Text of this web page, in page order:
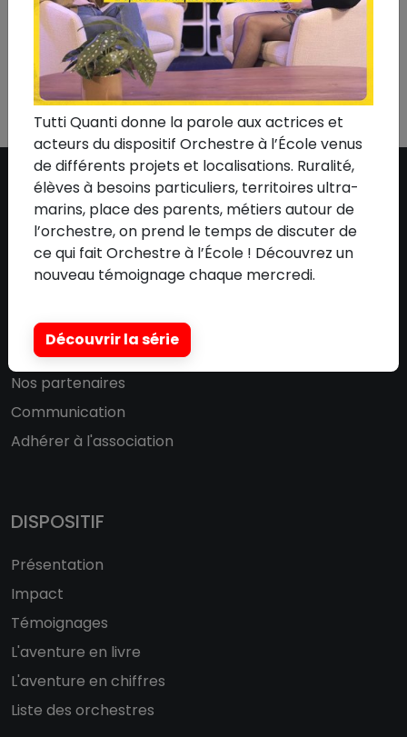
ASSOCIATION
Qui sommes-nous ?
Le conseil d'administration
Nos mécènes
Nos partenaires
Communication
Adhérer à l'association
DISPOSITIF
Présentation
Impact
Témoignages
L'aventure en livre
L'aventure en chiffres
Liste des orchestres
Tutti Quanti donne la parole aux actrices et
acteurs du dispositif Orchestre à l’École venus
de différents projets et localisations. Ruralité,
élèves à besoins particuliers, territoires ultra-
marins, place des parents, métiers autour de
l’orchestre, on prend le temps de discuter de
ce qui fait Orchestre à l’École ! Découvrez un
nouveau témoignage chaque mercredi.
Découvrir la série